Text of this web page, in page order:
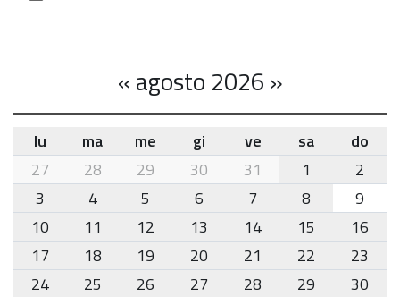
«agosto 2026 »
month-
8
lu ma me gi ve sa
do
27
28 29 30 31 1
2
3
4 5 6 7 8
9
10
11 12 13 14 15
16
17
18 19 20 21 22
23
24
25 26 27 28 29
30